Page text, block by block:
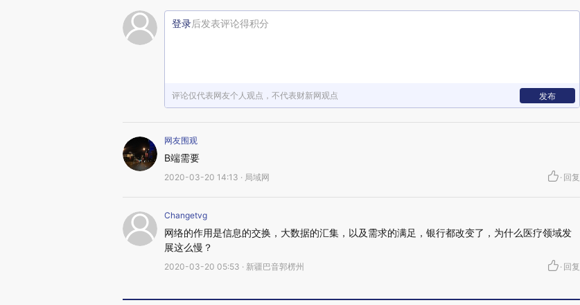
登录后发表评论得积分
评论仅代表网友个人观点，不代表财新网观点 发布
网友围观
B端需要
2020-03-20 14:13 · 局域网 · 回复
Changetvg
网络的作用是信息的交换，大数据的汇集，以及需求的满足，银行都改变了，为什么医疗领域发
展这么慢？
2020-03-20 05:53 · 新疆巴音郭楞州 · 回复